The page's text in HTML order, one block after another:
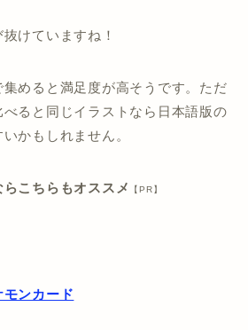
けていますね！
めると満足度が高そうです。ただ
ると同じイラストなら日本語版の
かもしれません。
こちらもオススメ 【PR】
ンカード